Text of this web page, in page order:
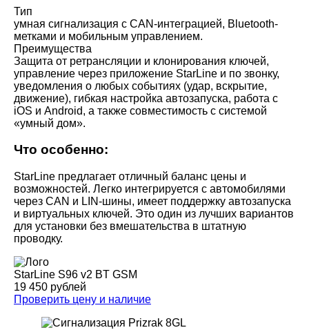
Тип
умная сигнализация с CAN-интеграцией, Bluetooth-
метками и мобильным управлением.
Преимущества
Защита от ретрансляции и клонирования ключей,
управление через приложение StarLine и по звонку,
уведомления о любых событиях (удар, вскрытие,
движение), гибкая настройка автозапуска, работа с
iOS и Android, а также совместимость с системой
«умный дом».
Что особенно:
StarLine предлагает отличный баланс цены и
возможностей. Легко интегрируется с автомобилями
через CAN и LIN-шины, имеет поддержку автозапуска
и виртуальных ключей. Это один из лучших вариантов
для установки без вмешательства в штатную
проводку.
StarLine S96 v2 BT GSM
19 450 рублей
Проверить цену и наличие